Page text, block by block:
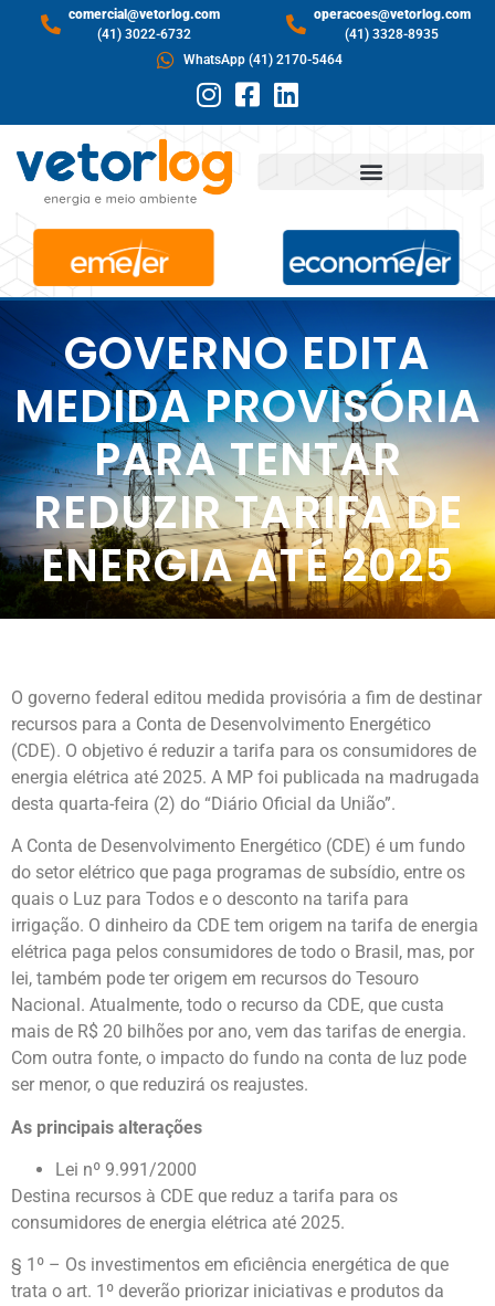
comercial@vetorlog.com
(41) 3022-6732
operacoes@vetorlog.com
(41) 3328-8935
WhatsApp (41) 2170-5464
GOVERNO EDITA
MEDIDA PROVISÓRIA
PARA TENTAR
REDUZIR TARIFA DE
ENERGIA ATÉ 2025
O governo federal editou medida provisória a fim de destinar
recursos para a Conta de Desenvolvimento Energético
(CDE). O objetivo é reduzir a tarifa para os consumidores de
energia elétrica até 2025. A MP foi publicada na madrugada
desta quarta-feira (2) do “Diário Oficial da União”.
A Conta de Desenvolvimento Energético (CDE) é um fundo
do setor elétrico que paga programas de subsídio, entre os
quais o Luz para Todos e o desconto na tarifa para
irrigação. O dinheiro da CDE tem origem na tarifa de energia
elétrica paga pelos consumidores de todo o Brasil, mas, por
lei, também pode ter origem em recursos do Tesouro
Nacional. Atualmente, todo o recurso da CDE, que custa
mais de R$ 20 bilhões por ano, vem das tarifas de energia.
Com outra fonte, o impacto do fundo na conta de luz pode
ser menor, o que reduzirá os reajustes.
As principais alterações
Lei nº 9.991/2000
Destina recursos à CDE que reduz a tarifa para os
consumidores de energia elétrica até 2025.
§ 1º – Os investimentos em eficiência energética de que
trata o art. 1º deverão priorizar iniciativas e produtos da